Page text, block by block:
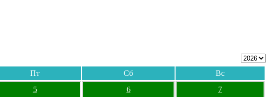
Пт Сб
Вс
5 6 7